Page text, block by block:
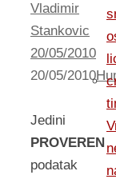
Vladimir
Stankovic
20/05/2010
20/05/2010
Jedini
PROVEREN
podatak